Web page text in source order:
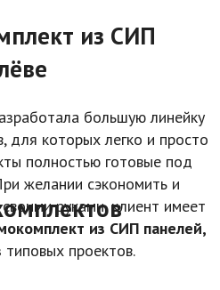
из СИП
большую линейку
для которых легко и просто
полностью готовые под
желании сэкономить и
руками, клиент имеет
из СИП панелей,
проектов.